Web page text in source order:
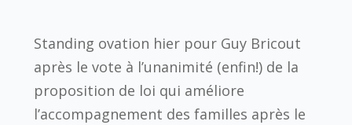
Standing ovation hier pour Guy Bricout
après le vote à l’unanimité (enfin!) de la
proposition de loi qui améliore
l’accompagnement des familles après le